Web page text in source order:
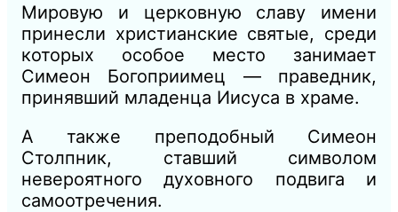
Мировую и церковную славу имени
принесли христианские святые, среди
которых особое место занимает
Симеон Богоприимец — праведник,
принявший младенца Иисуса в храме.
А также преподобный Симеон
Столпник, ставший символом
невероятного духовного подвига и
самоотречения.